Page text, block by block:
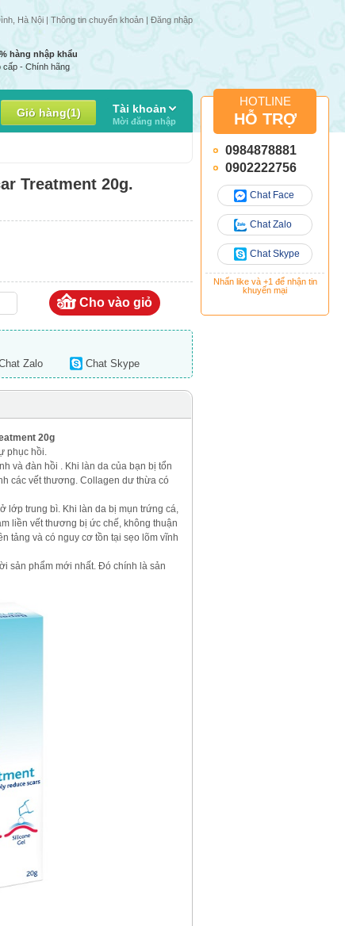
Hà Nội | Thông tin chuyển khoản | Đăng nhập
HOTLINE
HỖ TRỢ
0984878881
0902222756
Chat Face
Chat Zalo
Chat Skype
Nhấn like và +1 để nhận tin
khuyến mại
hàng nhập khẩu
cấp - Chính hãng
Giỏ hàng(1) Tài khoản
Mời đăng nhập
Treatment 20g.
Zalo Chat Skype
20g
phục hồi.
và đàn hồi . Khi làn da của bạn bị tổn
các vết thương. Collagen dư thừa có
lớp trung bì. Khi làn da bị mụn trứng cá,
liền vết thương bị ức chế, không thuận
tảng và có nguy cơ tồn tại sẹo lõm vĩnh
sản phẩm mới nhất. Đó chính là sản